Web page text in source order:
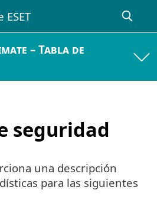
– Tabla de
seguridad
una descripción
para las siguientes